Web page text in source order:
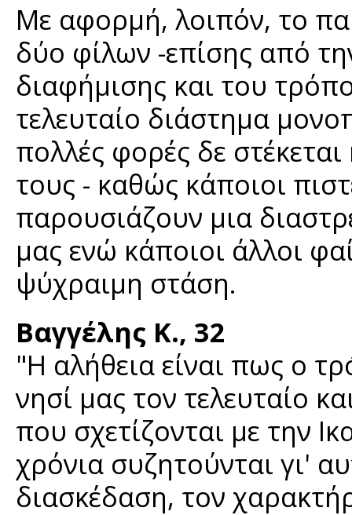
Με αφορμή, λοιπόν, το
δύο φίλων -επίσης από
διαφήμισης και του
τελευταίο διάστημα
πολλές φορές δε
τους - καθώς κάποιοι
παρουσιάζουν μια
μας ενώ κάποιοι άλλοι
ψύχραιμη στάση.
Βαγγέλης Κ., 32
"Η αλήθεια είναι πως ο
νησί μας τον τελευταίο
που σχετίζονται με την
χρόνια συζητούνται γι'
διασκέδαση, τον